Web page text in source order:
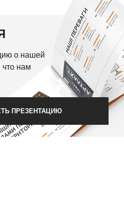
о нашей
нам